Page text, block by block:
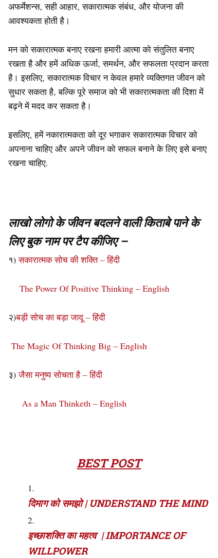
अफर्मेशन्स, सही आहार, सकारात्मक संबंध, और योजना की
आवश्यकता होती है।
मन को सकारात्मक बनाए रखना हमारी आत्मा को संतुलित बनाए
रखता है और हमें अधिक ऊर्जा, समर्थन, और सफलता प्रदान करता
है। इसलिए, सकारात्मक विचार न केवल हमारे व्यक्तिगत जीवन को
सुधार सकता है, बल्कि पूरे समाज को भी सकारात्मकता की दिशा में
बढ़ने में मदद कर सकता है।
इसलिए, हमें नकारात्मकता को दूर भगाकर सकारात्मक विचार को
अपनाना चाहिए और अपने जीवन को सफल बनाने के लिए इसे बनाए
रखना चाहिए.
लाखो लोगो के जीवन बदलने वाली किताबे पाने के
लिए बुक नाम पर टैप कीजिए –
१)सकारात्मक सोच की शक्ति – हिंदी
The Power Of Positive Thinking – English
२)बड़ी सोच का बड़ा जादू – हिंदी
The Magic Of Thinking Big – English
३)जैसा मनुष्य सोचता है – हिंदी
As a Man Thinketh – English
BEST POST
दिमाग को समझो | UNDERSTAND THE MIND
इच्छाशक्ति का महत्व | IMPORTANCE OF
WILLPOWER